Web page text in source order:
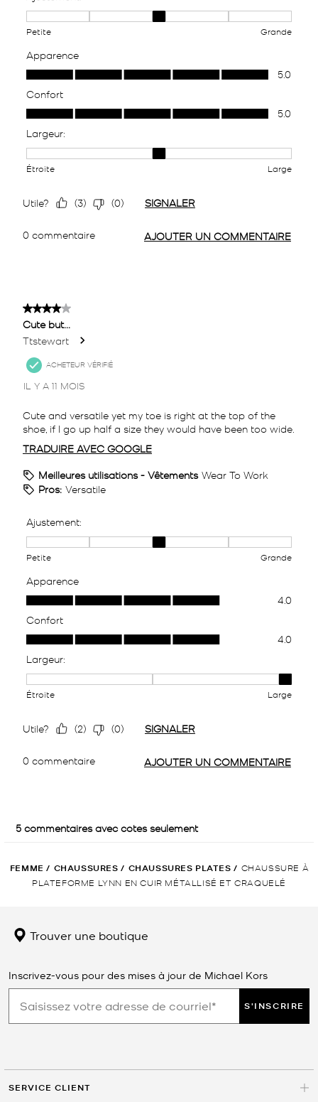
FEMME / CHAUSSURES / CHAUSSURES PLATES / CHAUSSURE À
PLATEFORME LYNN EN CUIR MÉTALLISÉ ET CRAQUELÉ
Trouver une boutique
Inscrivez-vous pour des mises à jour de Michael Kors
S'INSCRIRE
SERVICE CLIENT